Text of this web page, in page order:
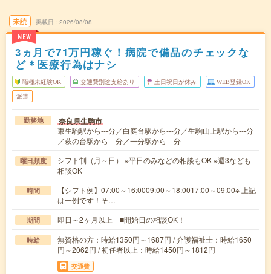
未読
NEW
掲載日 2026/08/08
3ヵ月で71万円稼ぐ！病院で備品のチェックな
ど＊医療行為はナシ
職種未経験OK 交通費別途支給あり 土日祝日が休み WEB登録OK
派遣
勤務地 奈良県生駒市
東生駒駅から---分／白庭台駅から---分／生駒山上駅から---分
／萩の台駅から---分／一分駅から---分
曜日頻度
シフト制（月～日） ※平日のみなどの相談もOK ※週3なども
相談OK
時間
【シフト例】07:00～16:0009:00～18:0017:00～09:00※ 上記
は一例です！そ…
期間 即日～2ヶ月以上 ■開始日の相談OK！
時給
無資格の方：時給1350円～1687円 / 介護福祉士：時給1650
円～2062円 / 初任者以上：時給1450円～1812円
交通費